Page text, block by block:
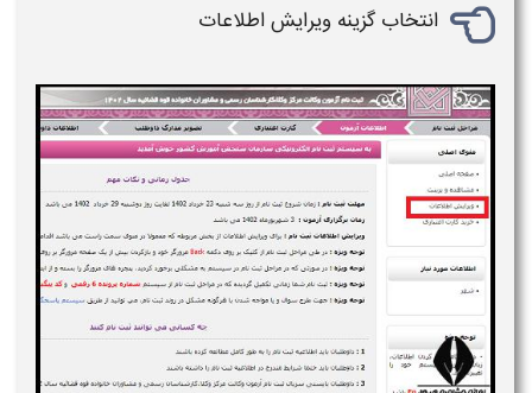
انتخاب گزینه ویرایش اطلاعات